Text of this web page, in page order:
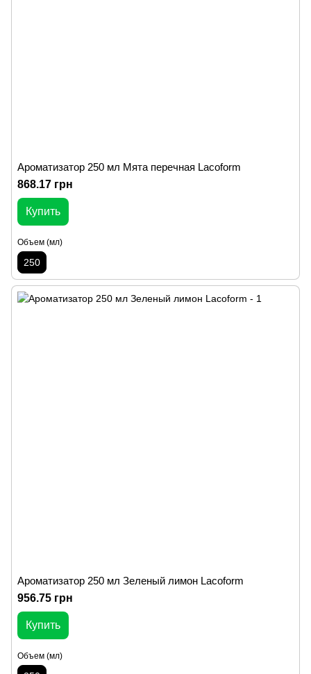
Ароматизатор 250 мл Мята перечная Lacoform
868.17 грн
Купить
Объем (мл)
250
Ароматизатор 250 мл Зеленый лимон Lacoform
956.75 грн
Купить
Объем (мл)